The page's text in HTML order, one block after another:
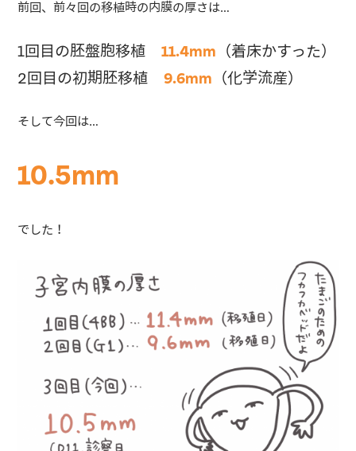
前回、前々回の移植時の内膜の厚さは…
1回目の胚盤胞移植11.4mm （着床かすった）
2回目の初期胚移植9.6mm （化学流産）
そして今回は…
10.5mm
でした！